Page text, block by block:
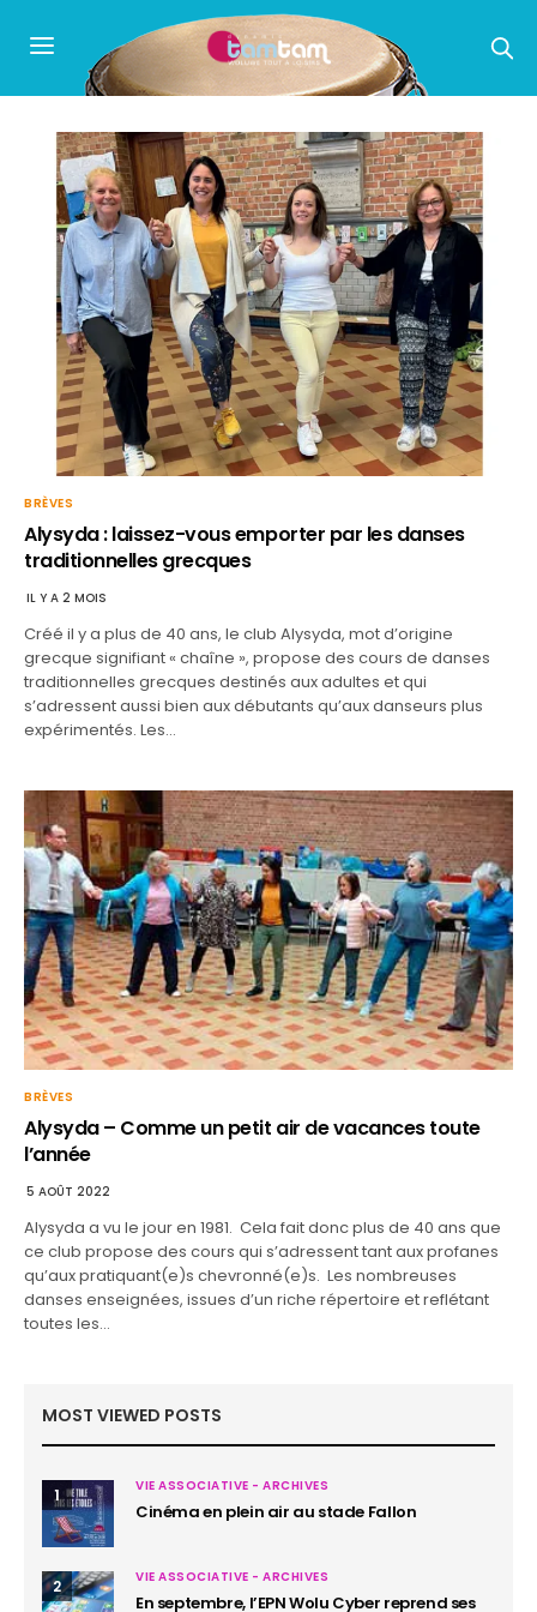
BRÈVES
Alysyda : laissez-vous emporter par les danses
traditionnelles grecques
IL Y A 2 MOIS
Créé il y a plus de 40 ans, le club Alysyda, mot d’origine
grecque signifiant « chaîne », propose des cours de danses
traditionnelles grecques destinés aux adultes et qui
s’adressent aussi bien aux débutants qu’aux danseurs plus
expérimentés. Les…
BRÈVES
Alysyda – Comme un petit air de vacances toute
l’année
5 AOÛT 2022
Alysyda a vu le jour en 1981. Cela fait donc plus de 40 ans que
ce club propose des cours qui s’adressent tant aux profanes
qu’aux pratiquant(e)s chevronné(e)s. Les nombreuses
danses enseignées, issues d’un riche répertoire et reflétant
toutes les…
MOST VIEWED POSTS
1 VIE ASSOCIATIVE - ARCHIVES
Cinéma en plein air au stade Fallon
2 VIE ASSOCIATIVE - ARCHIVES
En septembre, l’EPN Wolu Cyber reprend ses